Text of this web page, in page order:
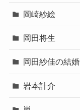
岡崎紗絵
岡田将生
岡田紗佳の結婚
岩本計介